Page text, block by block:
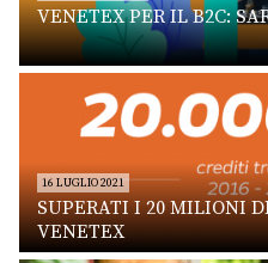
VENETEX PER IL B2C:
16 LUGLIO 2021
SUPERATI I 20 MILIONI
VENETEX